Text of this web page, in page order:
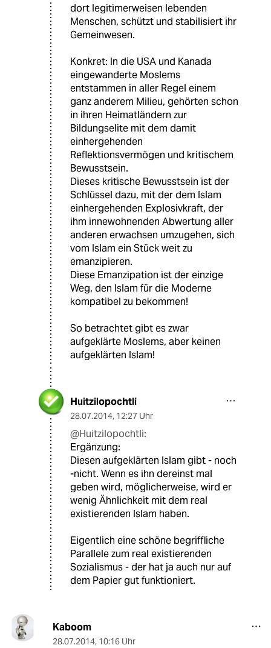
dort legitimerweisen lebenden
Menschen, schützt und stabilisiert ihr
Gemeinwesen.
Konkret: In die USA und Kanada
eingewanderte Moslems
entstammen in aller Regel einem
ganz anderem Milieu, gehörten schon
in ihren Heimatländern zur
Bildungselite mit dem damit
einhergehenden
Reflektionsvermögen und kritischem
Bewusstsein.
Dieses kritische Bewusstsein ist der
Schlüssel dazu, mit der dem Islam
einhergehenden Explosivkraft, der
ihm innewohnenden Abwertung aller
anderen erwachsen umzugehen, sich
vom Islam ein Stück weit zu
emanzipieren.
Diese Emanzipation ist der einzige
Weg, den Islam für die Moderne
kompatibel zu bekommen!
So betrachtet gibt es zwar
aufgeklärte Moslems, aber keinen
aufgeklärten Islam!
Huitzilopochtli
28.07.2014, 12:27 Uhr
@Huitzilopochtli:
Ergänzung:
Diesen aufgeklärten Islam gibt - noch
-nicht. Wenn es ihn dereinst mal
geben wird, möglicherweise, wird er
wenig Ähnlichkeit mit dem real
existierenden Islam haben.
Eigentlich eine schöne begriffliche
Parallele zum real existierenden
Sozialismus - der hat ja auch nur auf
dem Papier gut funktioniert.
Kaboom
28.07.2014, 10:16 Uhr